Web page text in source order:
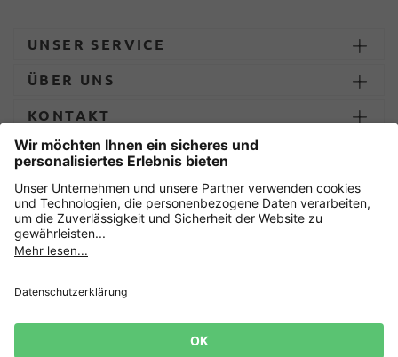
UNSER SERVICE
ÜBER UNS
KONTAKT
ZAHLUNG UND LIEFERUNG
Sicher einkaufen mit
Impressum